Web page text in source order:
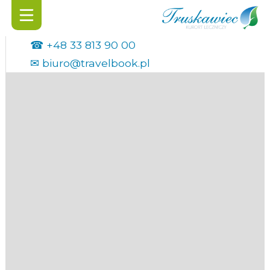
☎ +48 33 813 90 00
✉ biuro@travelbook.pl